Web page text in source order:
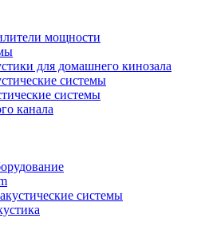
мощности
для домашнего кинозала
системы
системы
канала
системы